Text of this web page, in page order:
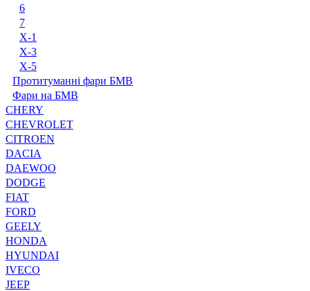
6
7
X-1
X-3
X-5
Протитуманні фари БМВ
Фари на БМВ
CHERY
CHEVROLET
CITROEN
DACIA
DAEWOO
DODGE
FIAT
FORD
GEELY
HONDA
HYUNDAI
IVECO
JEEP